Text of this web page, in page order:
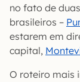
no fato de
brasileiros –
estarem em
capital,
O roteiro mais